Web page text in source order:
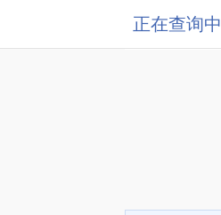
正在查询中